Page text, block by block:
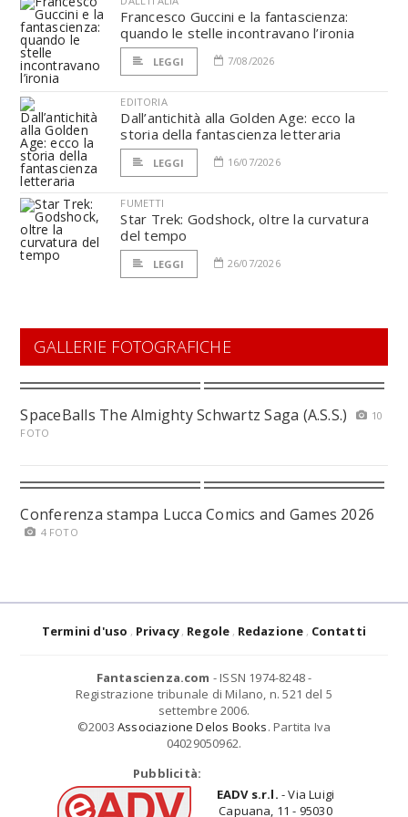
Francesco Guccini e la fantascienza:
quando le stelle incontravano l’ironia
LEGGI 7/08/2026
EDITORIA
Dall’antichità alla Golden Age: ecco la
storia della fantascienza letteraria
LEGGI 16/07/2026
FUMETTI
Star Trek: Godshock, oltre la curvatura
del tempo
LEGGI 26/07/2026
GALLERIE FOTOGRAFICHE
SpaceBalls The Almighty Schwartz Saga (A.S.S.)
10
FOTO
Conferenza stampa Lucca Comics and Games 2026
4 FOTO
Termini d'uso Privacy Regole Redazione Contatti
Fantascienza.com - ISSN 1974-8248 -
Registrazione tribunale di Milano, n. 521 del 5
settembre 2006.
©2003 Associazione Delos Books. Partita Iva
04029050962.
Pubblicità:
EADV s.r.l. - Via Luigi
Capuana, 11 - 95030